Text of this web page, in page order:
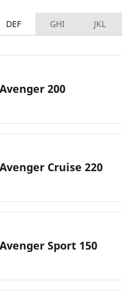
DEF GHI JKL
Avenger 200
Avenger Cruise 220
Avenger Sport 150